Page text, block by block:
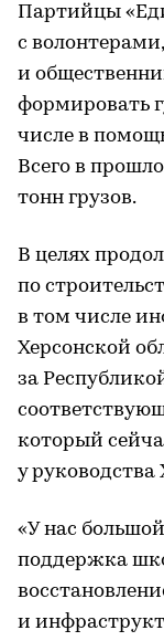
Партийцы
с
и
формировать
числе в
Всего в
тонн грузов.
В целях
по
в том числе
Херсонской
за
который
у руководства
«У нас
поддержка
и